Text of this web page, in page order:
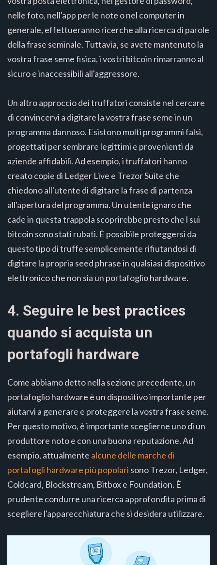
nelle foto, nell'app per le note o nel computer in
generale, effettueranno ricerche alla ricerca di parole
della frase seminale. Tuttavia, se avete mantenuto la
vostra frase seme fisica, i vostri bitcoin rimarranno al
sicuro e inaccessibili all'aggressore.
Un altro approccio dei truffatori consiste nel cercare
di convincervi a digitare la vostra frase seme in un
programma dannoso. Esistono molti programmi falsi,
progettati per sembrare legittimi e provenienti da
aziende affidabili. Ad esempio, i truffatori hanno
creato copie di Ledger Live e Trezor Suite che
chiedono all'utente di digitare la frase di partenza
all'apertura del programma. Un utente ignaro che
cade in questa trappola scoprirebbe presto che l sui
bitcoin sono stati rubati. È possibile proteggersi da
questo tipo di truffe semplicemente rifiutandosi di
digitare la propria seed phrase in qualsiasi dispositivo
elettronico che non sia un portafoglio hardware.
4. Seguire le best practices
quando si acquista un
portafogli hardware
Come abbiamo detto nella sezione precedente, un
portafoglio hardware è un dispositivo importante per
aiutarvi a generare e proteggere la vostra frase seme.
Per questo motivo, è importante sceglierne uno di un
produttore noto e con una buona reputazione. Ad
esempio, attualmente alcune delle marche di
portafogli hardware più popolari sono Trezor, Ledger,
Coldcard, Blockstream, Bitbox e Foundation. È
prudente condurre una ricerca approfondita prima di
scegliere l'apparecchiatura che si desidera utilizzare.